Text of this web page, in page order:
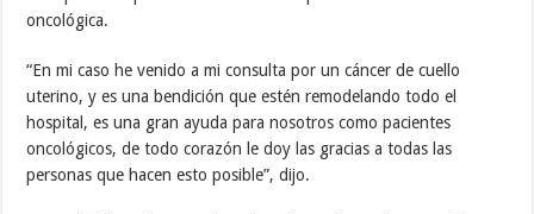
oncológica.
“En mi caso he venido a mi consulta por un cáncer de cuello
uterino, y es una bendición que estén remodelando todo el
hospital, es una gran ayuda para nosotros como pacientes
oncológicos, de todo corazón le doy las gracias a todas las
personas que hacen esto posible”, dijo.